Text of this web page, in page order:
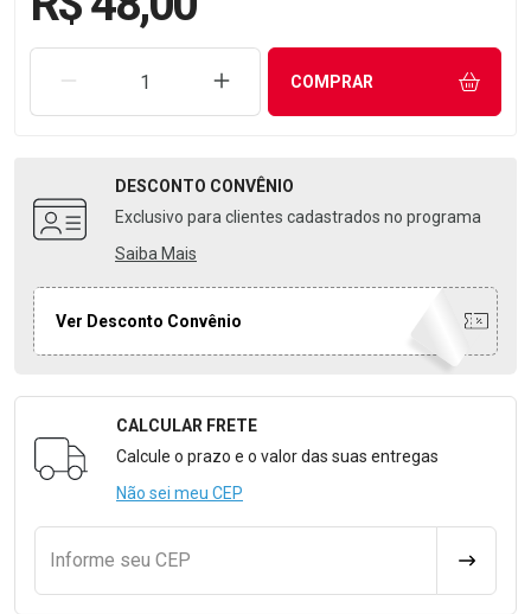
REMOVER UMA UNIDADEAUMENTAR UMA UNIDADE
COMPRAR
DESCONTO CONVÊNIO
Exclusivo para clientes cadastrados no programa
Saiba Mais
Ver Desconto Convênio
Formulário para Calcular o Frete
CALCULAR FRETE
Calcule o prazo e o valor das suas entregas
Não sei meu CEP
Informe seu CEP